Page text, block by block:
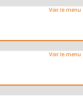
Voir le menu
Voir le menu